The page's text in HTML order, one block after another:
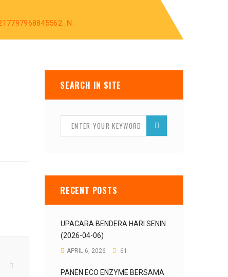
SEARCH IN SITE
RECENT POSTS
UPACARA BENDERA HARI SENIN
(2026-04-06)
APRIL 6, 2026 61
PANEN ECO ENZYME BERSAMA